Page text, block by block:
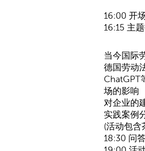
16:00 开
16:15 主
当今国际
德国劳动
ChatGPT
场的影响
对企业的
实践案例
(活动包含
18:30 问